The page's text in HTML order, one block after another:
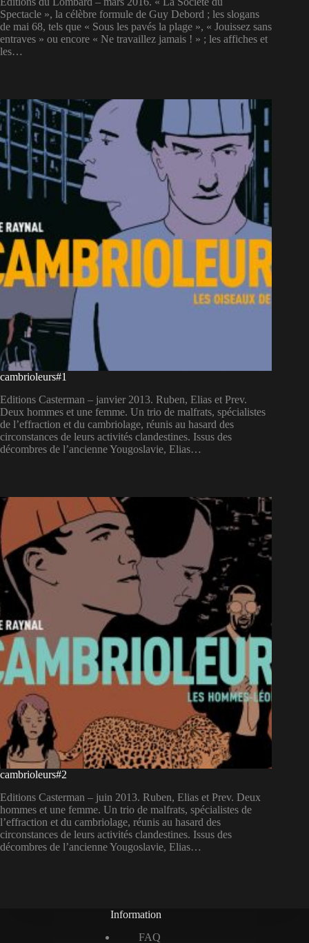
Spectacle », la célèbre formule de Guy Debord ; les slogans
de mai 68, tels que « Sous les pavés la plage », « Jouissez sans
entraves » ou encore « Ne travaillez jamais ! » ; les affiches et
les…
cambrioleurs#1
Editions Casterman – janvier 2013. Ruben, Elias et Prev.
Deux hommes et une femme. Un trio de malfrats, spécialistes
de l’effraction et du cambriolage, réunis au hasard des
circonstances de leurs activités clandestines. Issus des
décombres de l’ancienne Yougoslavie, Elias…
cambrioleurs#2
Editions Casterman – juin 2013. Ruben, Elias et Prev. Deux
hommes et une femme. Un trio de malfrats, spécialistes de
l’effraction et du cambriolage, réunis au hasard des
circonstances de leurs activités clandestines. Issus des
décombres de l’ancienne Yougoslavie, Elias…
Information
FAQ